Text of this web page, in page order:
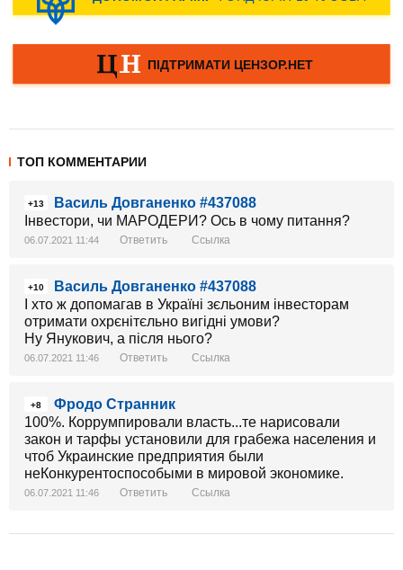
ТОП КОММЕНТАРИИ
+13
Василь Довганенко #437088
Інвестори, чи МАРОДЕРИ? Ось в чому питання?
06.07.2021 11:44 Ответить Ссылка
+10
Василь Довганенко #437088
І хто ж допомагав в Україні зєльоним інвесторам
отримати охрєнітєльно вигідні умови?
Ну Янукович, а після нього?
06.07.2021 11:46 Ответить Ссылка
+8
Фродо Странник
100%. Коррумпировали власть...те нарисовали
закон и тарфы установили для грабежа населения и
чтоб Украинские предприятия были
неКонкурентоспособыми в мировой экономике.
06.07.2021 11:46 Ответить Ссылка